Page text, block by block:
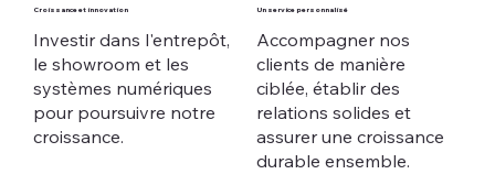
Croissance et innovation
Investir dans l'entrepôt,
le showroom et les
systèmes numériques
pour poursuivre notre
croissance.
Un service personnalisé
Accompagner nos
clients de manière
ciblée, établir des
relations solides et
assurer une croissance
durable ensemble.